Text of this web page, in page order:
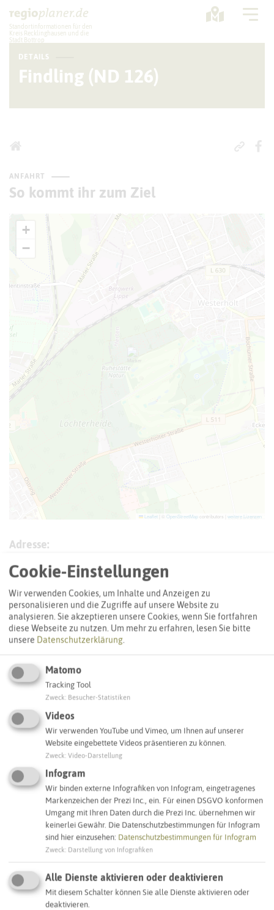
Standortinformationen für den
Kreis Recklinghausen und die
Stadt Bottrop
Planung
DETAILS
Findling (ND 126)
ANFAHRT
So kommt ihr zum Ziel
+
−
Leaflet OpenStreetMapcontributors | weitere Lizenzen
Adresse:
Findling (ND 126)
Golfclub Schloss Westerholt
45701 Herten
Interaktive Karte
So ordnen wir dieses Objekt ein
Findling (ND)
IN DER UMGEBUNG
Was Sie sonst noch entdecken können
HERTEN
Cookie-Einstellungen
Wir verwenden Cookies, um Inhalte und Anzeigen zu
personalisieren und die Zugriffe auf unsere Website zu
analysieren. Sie akzeptieren unsere Cookies, wenn Sie fortfahren
diese Webseite zu nutzen. Um mehr zu erfahren, lesen Sie bitte
unsere Datenschutzerklärung.
Matomo
Tracking Tool
Zweck Besucher-Statistiken
Videos
Wir verwenden YouTube und Vimeo, um Ihnen auf unserer
Website eingebettete Videos präsentieren zu können.
Zweck Video-Darstellung
Infogram
Wir binden externe Infografiken von Infogram, eingetragenes
Markenzeichen der Prezi Inc., ein. Für einen DSGVO konformen
Umgang mit Ihren Daten durch die Prezi Inc. übernehmen wir
keinerlei Gewähr. Die Datenschutzbestimmungen für Infogram
sind hier einzusehen: Datenschutzbestimmungen für Infogram
Zweck Darstellung von Infografiken
Alle Dienste aktivieren oder deaktivieren
Mit diesem Schalter können Sie alle Dienste aktivieren oder
deaktivieren.